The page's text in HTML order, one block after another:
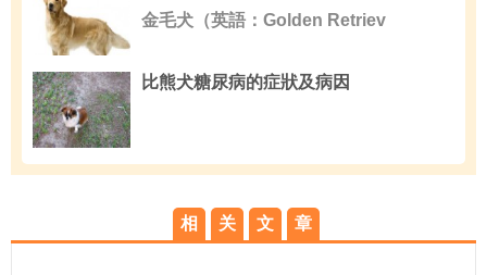
金毛犬（英語：Golden Retriev
比熊犬糖尿病的症狀及病因
相 关 文 章